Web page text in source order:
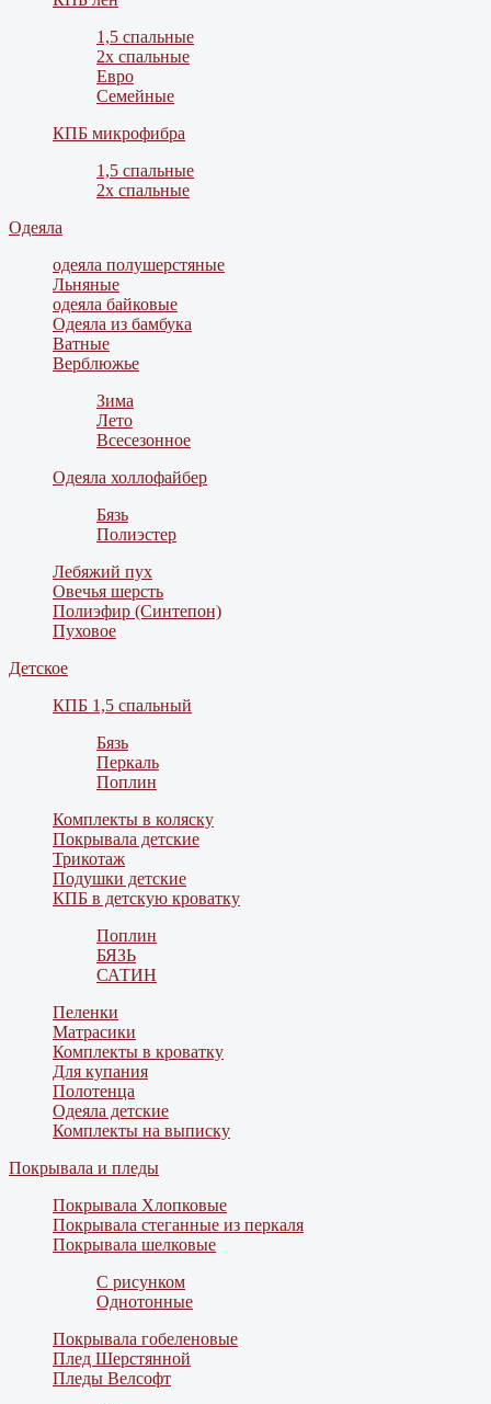
1,5 спальные
2х спальные
Евро
Семейные
КПБ микрофибра
1,5 спальные
2х спальные
Одеяла
одеяла полушерстяные
Льняные
одеяла байковые
Одеяла из бамбука
Ватные
Верблюжье
Зима
Лето
Всесезонное
Одеяла холлофайбер
Бязь
Полиэстер
Лебяжий пух
Овечья шерсть
Полиэфир (Синтепон)
Пуховое
Детское
КПБ 1,5 спальный
Бязь
Перкаль
Поплин
Комплекты в коляску
Покрывала детские
Трикотаж
Подушки детские
КПБ в детскую кроватку
Поплин
БЯЗЬ
САТИН
Пеленки
Матрасики
Комплекты в кроватку
Для купания
Полотенца
Одеяла детские
Комплекты на выписку
Покрывала и пледы
Покрывала Хлопковые
Покрывала стеганные из перкаля
Покрывала шелковые
С рисунком
Однотонные
Покрывала гобеленовые
Плед Шерстянной
Пледы Велсофт